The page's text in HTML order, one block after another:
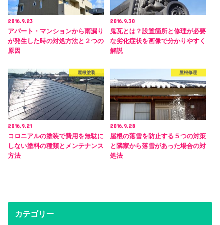
2016.9.23
アパート・マンションから雨漏り
が発生した時の対処方法と２つの
原因
2016.9.30
鬼瓦とは？設置箇所と修理が必要
な劣化症状を画像で分かりやすく
解説
屋根塗装
2016.9.21
コロニアルの塗装で費用を無駄に
しない塗料の種類とメンテナンス
方法
屋根修理
2016.9.28
屋根の落雪を防止する５つの対策
と隣家から落雪があった場合の対
処法
カテゴリー